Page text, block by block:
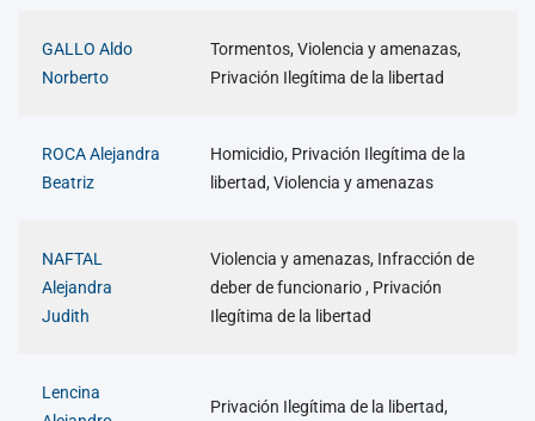
GALLO Aldo
Norberto
Tormentos, Violencia y amenazas,
Privación Ilegítima de la libertad
ROCA Alejandra
Beatriz
Homicidio, Privación Ilegítima de la
libertad, Violencia y amenazas
NAFTAL
Alejandra
Judith
Violencia y amenazas, Infracción de
deber de funcionario , Privación
Ilegítima de la libertad
Lencina
Privación Ilegítima de la libertad,